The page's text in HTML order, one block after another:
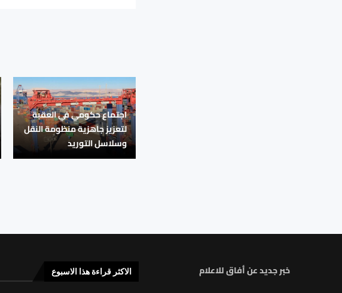
اجتماع حكومي في العقبة
لتعزيز جاهزية منظومة النقل
وسلاسل التوريد
خبر جديد عن أفاق للاعلام الاكثر قراءة هذا الاسبوع